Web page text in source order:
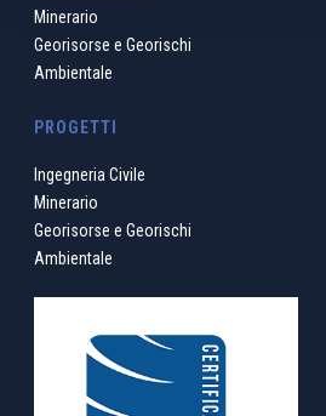
Minerario
Georisorse e Georischi
Ambientale
PROGETTI
Ingegneria Civile
Minerario
Georisorse e Georischi
Ambientale